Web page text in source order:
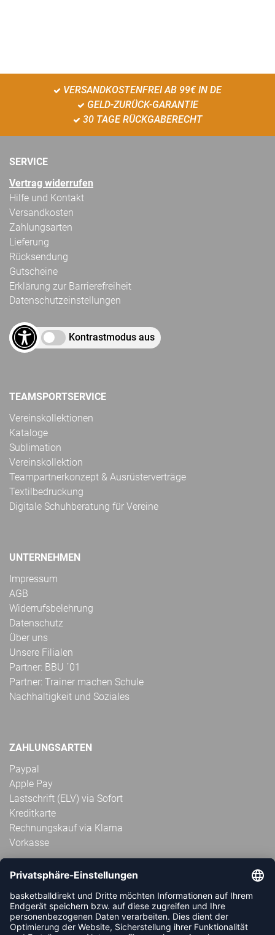
VERSANDKOSTENFREI AB 99€ IN DE
GELD-ZURÜCK-GARANTIE
30 TAGE RÜCKGABERECHT
SERVICE
Vertrag widerrufen
Hilfe und Kontakt
Versandkosten
Zahlungsarten
Lieferung
Rücksendung
Gutscheine
Erklärung zur Barrierefreiheit
Datenschutzeinstellungen
Kontrastmodus aus
TEAMSPORTSERVICE
Vereinskollektionen
Kataloge
Sublimation
Vereinskollektion
Teampartnerkonzept & Ausrüsterverträge
Textilbedruckung
Digitale Schuhberatung für Vereine
UNTERNEHMEN
Impressum
AGB
Widerrufsbelehrung
Datenschutz
Über uns
Unsere Filialen
Partner: BBU ´01
Partner: Trainer machen Schule
Nachhaltigkeit und Soziales
ZAHLUNGSARTEN
Paypal
Apple Pay
Lastschrift (ELV) via Sofort
Kreditkarte
Rechnungskauf via Klarna
Vorkasse
ABONNIERE JETZT DEN KOSTENLOSEN
HANDBALLDIREKT-NEWSLETTER UND VERPASSE KEINE
NEUIGKEIT ODER AKTION MEHR.